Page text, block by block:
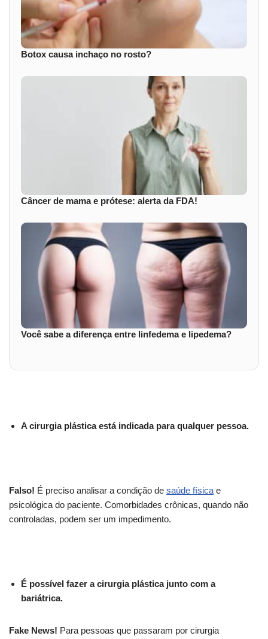
Botox causa inchaço no rosto?
Câncer de mama e prótese: alerta da FDA!
Você sabe a diferença entre linfedema e lipedema?
A cirurgia plástica está indicada para qualquer pessoa.
Falso! É preciso analisar a condição de saúde física e
psicológica do paciente. Comorbidades crônicas, quando não
controladas, podem ser um impedimento.
É possível fazer a cirurgia plástica junto com a
bariátrica.
Fake News! Para pessoas que passaram por cirurgia